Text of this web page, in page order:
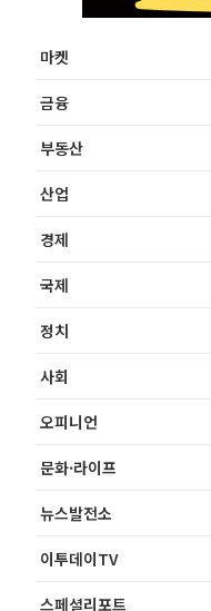
마켓
금융
부동산
산업
경제
국제
정치
사회
오피니언
문화·라이프
뉴스발전소
이투데이TV
스페셜리포트